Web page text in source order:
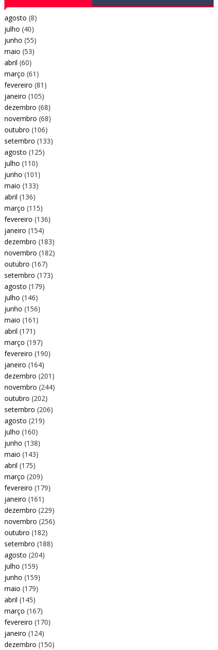
agosto (8)
julho (40)
junho (55)
maio (53)
abril (60)
março (61)
fevereiro (81)
janeiro (105)
dezembro (68)
novembro (68)
outubro (106)
setembro (133)
agosto (125)
julho (110)
junho (101)
maio (133)
abril (136)
março (115)
fevereiro (136)
janeiro (154)
dezembro (183)
novembro (182)
outubro (167)
setembro (173)
agosto (179)
julho (146)
junho (156)
maio (161)
abril (171)
março (197)
fevereiro (190)
janeiro (164)
dezembro (201)
novembro (244)
outubro (202)
setembro (206)
agosto (219)
julho (160)
junho (138)
maio (143)
abril (175)
março (209)
fevereiro (179)
janeiro (161)
dezembro (229)
novembro (256)
outubro (182)
setembro (188)
agosto (204)
julho (159)
junho (159)
maio (179)
abril (145)
março (167)
fevereiro (170)
janeiro (124)
dezembro (150)